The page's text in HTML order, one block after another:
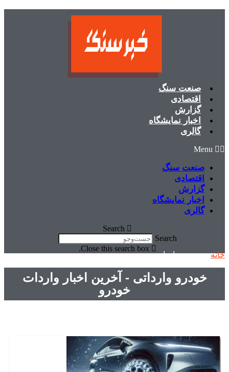
صنعت سنگ
اقتصادی
گزارش
اخبار نمایشگاه
گالری
Menu
صنعت سنگ
اقتصادی
گزارش
اخبار نمایشگاه
گالری
Search
Search
Close this search box.
خانه»خودرو وارداتی
خودرو وارداتی - آخرین اخبار واردات
خودرو